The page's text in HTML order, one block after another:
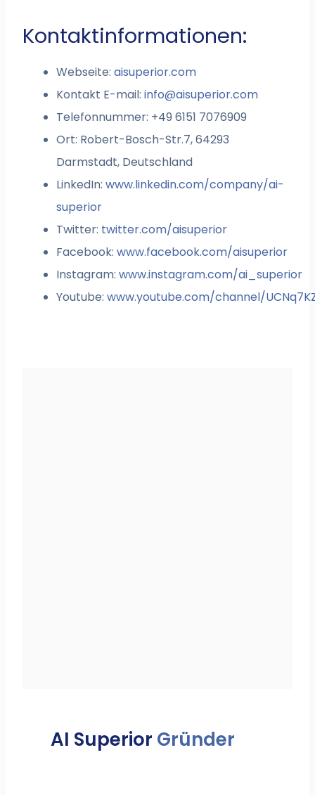
Kontaktinformationen:
Webseite:aisuperior.com
Kontakt E-mail:info@aisuperior.com
Telefonnummer: +49 6151 7076909
Ort: Robert-Bosch-Str.7, 64293
Darmstadt, Deutschland
LinkedIn:www.linkedin.com/company/ai-
superior
Twitter: twitter.com/aisuperior
Facebook: www.facebook.com/aisuperior
Instagram:www.instagram.com/ai_superior
Youtube:www.youtube.com/channel/
AI Superior Gründer